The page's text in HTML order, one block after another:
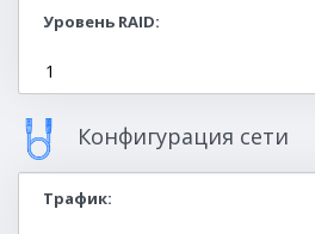
Уровень RAID
1
Конфигурация сети
Трафик